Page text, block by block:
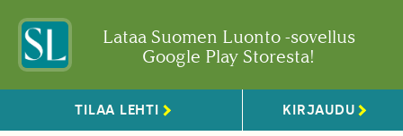
Lataa Suomen Luonto -sovellus
Google Play Storesta!
TILAA LEHTI KIRJAUDU